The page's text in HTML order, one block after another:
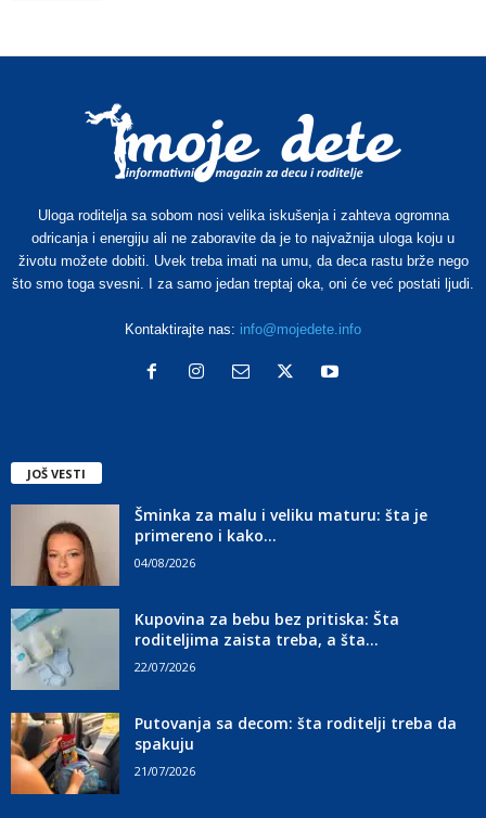
Uloga roditelja sa sobom nosi velika iskušenja i zahteva ogromna
odricanja i energiju ali ne zaboravite da je to najvažnija uloga koju u
životu možete dobiti. Uvek treba imati na umu, da deca rastu brže nego
što smo toga svesni. I za samo jedan treptaj oka, oni će već postati ljudi.
Kontaktirajte nas: info@mojedete.info
JOŠ VESTI
Šminka za malu i veliku maturu: šta je
primereno i kako...
04/08/2026
Kupovina za bebu bez pritiska: Šta
roditeljima zaista treba, a šta...
22/07/2026
Putovanja sa decom: šta roditelji treba da
spakuju
21/07/2026